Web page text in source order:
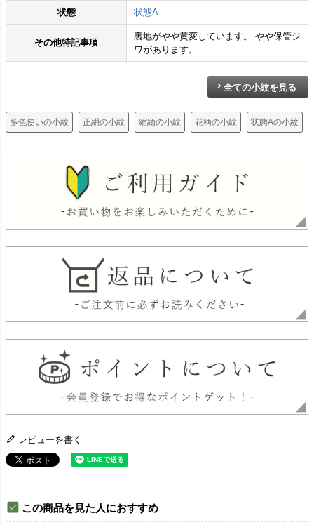
状態 状態A
その他特記事項
裏地がやや黄変しています。 やや保管ジ
ワがあります。
全ての小紋を見る
多色使いの小紋 正絹の小紋 縮緬の小紋 花柄の小紋 状態Aの小紋
レビューを書く
この商品を見た人におすすめ